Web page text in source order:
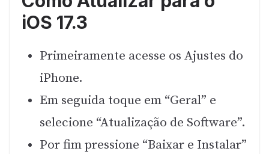
iOS 17.3
Primeiramente acesse os Ajustes do
iPhone.
Em seguida toque em “Geral” e
selecione “Atualização de Software”.
Por fim pressione “Baixar e Instalar”